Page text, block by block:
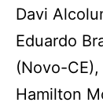
Davi
Eduardo
(Novo-
Hamilton